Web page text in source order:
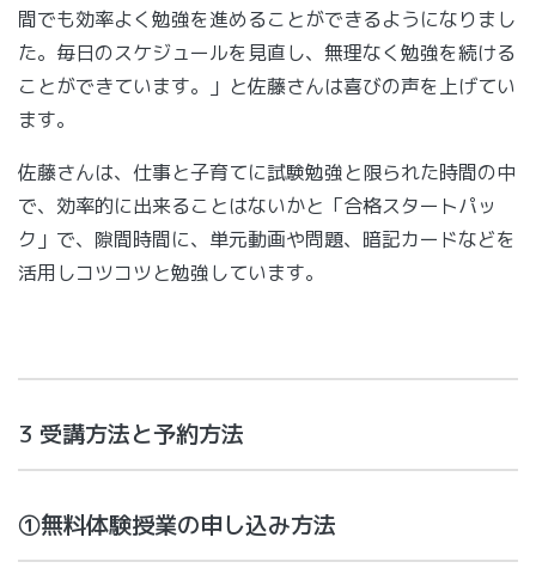
間でも効率よく勉強を進めることができるようになりまし
た。毎日のスケジュールを見直し、無理なく勉強を続ける
ことができています。」と佐藤さんは喜びの声を上げてい
ます。
佐藤さんは、仕事と子育てに試験勉強と限られた時間の中
で、効率的に出来ることはないかと「合格スタートパッ
ク」で、隙間時間に、単元動画や問題、暗記カードなどを
活用しコツコツと勉強しています。
3 受講方法と予約方法
①無料体験授業の申し込み方法